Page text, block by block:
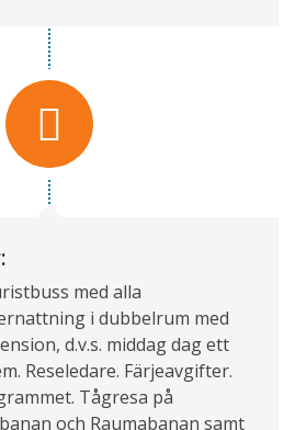
med alla
i dubbelrum med
d.v.s. middag dag ett
Reseledare. Färjeavgifter.
Tågresa på
och Raumabanan samt